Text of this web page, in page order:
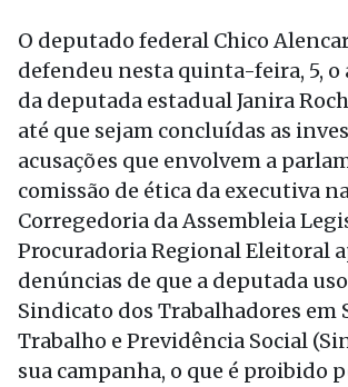
O deputado federal Chico
defendeu nesta quinta-feira, 5,
da deputada estadual Janira
até que sejam concluídas as
acusações que envolvem a
comissão de ética da executiva
Corregedoria da Assembleia
Procuradoria Regional Eleitoral
denúncias de que a deputada
Sindicato dos Trabalhadores em
Trabalho e Previdência Social
sua campanha, o que é proibido